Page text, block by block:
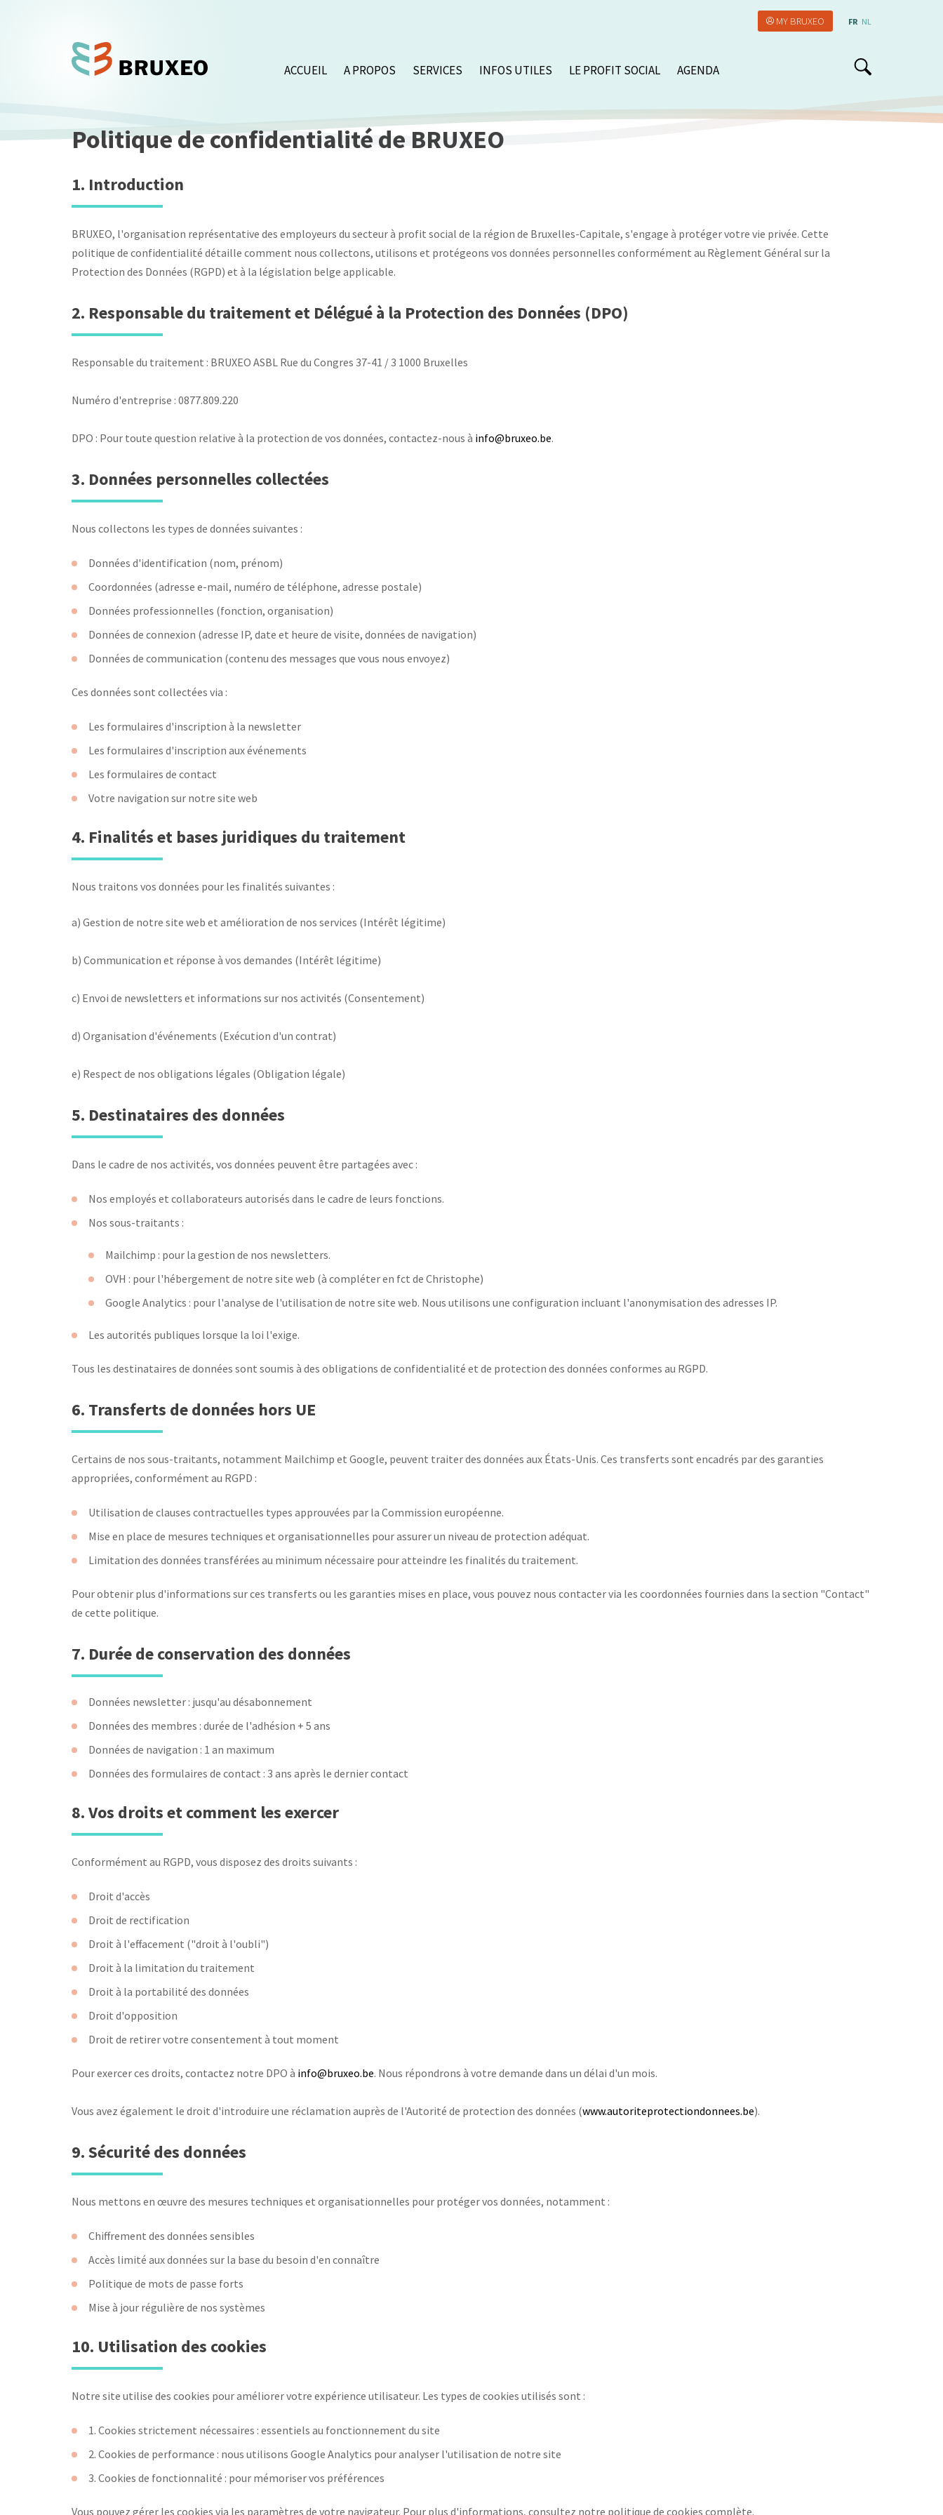
MY BRUXEO FR NL
ACCUEIL A PROPOS SERVICES INFOS UTILES LE PROFIT SOCIAL AGENDA
Politique de confidentialité de BRUXEO
1. Introduction
BRUXEO, l'organisation représentative des employeurs du secteur à profit social de la région de Bruxelles-Capitale, s'engage à protéger votre vie privée. Cette
politique de confidentialité détaille comment nous collectons, utilisons et protégeons vos données personnelles conformément au Règlement Général sur la
Protection des Données (RGPD) et à la législation belge applicable.
2. Responsable du traitement et Délégué à la Protection des Données (DPO)
Responsable du traitement : BRUXEO ASBL Rue du Congres 37-41 / 3 1000 Bruxelles
Numéro d'entreprise : 0877.809.220
DPO : Pour toute question relative à la protection de vos données, contactez-nous à info@bruxeo.be.
3. Données personnelles collectées
Nous collectons les types de données suivantes :
Données d'identification (nom, prénom)
Coordonnées (adresse e-mail, numéro de téléphone, adresse postale)
Données professionnelles (fonction, organisation)
Données de connexion (adresse IP, date et heure de visite, données de navigation)
Données de communication (contenu des messages que vous nous envoyez)
Ces données sont collectées via :
Les formulaires d'inscription à la newsletter
Les formulaires d'inscription aux événements
Les formulaires de contact
Votre navigation sur notre site web
4. Finalités et bases juridiques du traitement
Nous traitons vos données pour les finalités suivantes :
a) Gestion de notre site web et amélioration de nos services (Intérêt légitime)
b) Communication et réponse à vos demandes (Intérêt légitime)
c) Envoi de newsletters et informations sur nos activités (Consentement)
d) Organisation d'événements (Exécution d'un contrat)
e) Respect de nos obligations légales (Obligation légale)
5. Destinataires des données
Dans le cadre de nos activités, vos données peuvent être partagées avec :
Nos employés et collaborateurs autorisés dans le cadre de leurs fonctions.
Nos sous-traitants :
Mailchimp : pour la gestion de nos newsletters.
OVH : pour l'hébergement de notre site web (à compléter en fct de Christophe)
Google Analytics : pour l'analyse de l'utilisation de notre site web. Nous utilisons une configuration incluant l'anonymisation des adresses IP.
Les autorités publiques lorsque la loi l'exige.
Tous les destinataires de données sont soumis à des obligations de confidentialité et de protection des données conformes au RGPD.
6. Transferts de données hors UE
Certains de nos sous-traitants, notamment Mailchimp et Google, peuvent traiter des données aux États-Unis. Ces transferts sont encadrés par des garanties
appropriées, conformément au RGPD :
Utilisation de clauses contractuelles types approuvées par la Commission européenne.
Mise en place de mesures techniques et organisationnelles pour assurer un niveau de protection adéquat.
Limitation des données transférées au minimum nécessaire pour atteindre les finalités du traitement.
Pour obtenir plus d'informations sur ces transferts ou les garanties mises en place, vous pouvez nous contacter via les coordonnées fournies dans la section "Contact"
de cette politique.
7. Durée de conservation des données
Données newsletter : jusqu'au désabonnement
Données des membres : durée de l'adhésion + 5 ans
Données de navigation : 1 an maximum
Données des formulaires de contact : 3 ans après le dernier contact
8. Vos droits et comment les exercer
Conformément au RGPD, vous disposez des droits suivants :
Droit d'accès
Droit de rectification
Droit à l'effacement ("droit à l'oubli")
Droit à la limitation du traitement
Droit à la portabilité des données
Droit d'opposition
Droit de retirer votre consentement à tout moment
Pour exercer ces droits, contactez notre DPO à info@bruxeo.be. Nous répondrons à votre demande dans un délai d'un mois.
Vous avez également le droit d'introduire une réclamation auprès de l'Autorité de protection des données (www.autoriteprotectiondonnees.be).
9. Sécurité des données
Nous mettons en œuvre des mesures techniques et organisationnelles pour protéger vos données, notamment :
Chiffrement des données sensibles
Accès limité aux données sur la base du besoin d'en connaître
Politique de mots de passe forts
Mise à jour régulière de nos systèmes
10. Utilisation des cookies
Notre site utilise des cookies pour améliorer votre expérience utilisateur. Les types de cookies utilisés sont :
1. Cookies strictement nécessaires : essentiels au fonctionnement du site
2. Cookies de performance : nous utilisons Google Analytics pour analyser l'utilisation de notre site
3. Cookies de fonctionnalité : pour mémoriser vos préférences
Vous pouvez gérer les cookies via les paramètres de votre navigateur. Pour plus d'informations, consultez notre politique de cookies complète.